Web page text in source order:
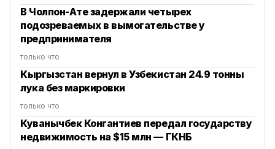
В Чолпон-Ате задержали четырех
подозреваемых в вымогательстве у
предпринимателя
только что
Кыргызстан вернул в Узбекистан 24.9 тонны
лука без маркировки
только что
Куванычбек Конгантиев передал государству
недвижимость на $15 млн — ГКНБ